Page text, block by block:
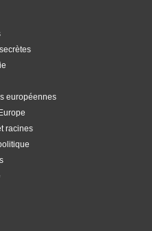
européennes
racines